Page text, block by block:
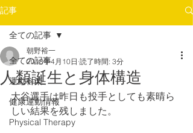
記事
全ての記事
運動科楽
健康運動情報
Physical Therapy
全ての記事
人類誕生と身体構造
朝野裕一
2018年4月10日 読了時間: 3分
大谷選手は昨日も投手としても素晴ら
しい結果を残しました。